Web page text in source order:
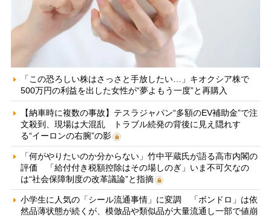
「この恐ろしい株はさっさと手放したい…」キオクシア株で
500万円の利益を出した女性が“夢よもう一度”と再購入
【納車時に複数の事故】テスラジャパン“多額のEV補助金”で注
文殺到、現場は大混乱 トラブル続発の背後に見え隠れす
る“イーロンの右腕”の影
「何がやりたいのか分からない」竹中平蔵氏が語る高市内閣の
評価 「給付付き税額控除はその場しのぎ」いま不可欠なの
は“社会保障制度の改革議論”と指摘
小学生に人気の「シール流通事情」に変調 「ボンドロ」は依
然品薄状態が続くが、模倣品や類似品が大量流通し一部で値崩